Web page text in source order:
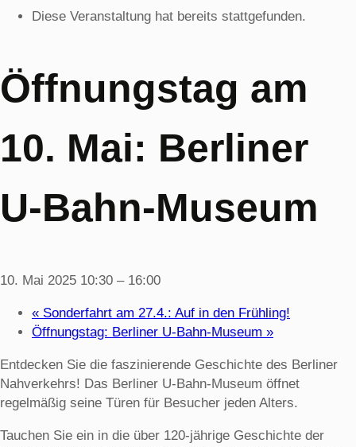
Diese Veranstaltung hat bereits stattgefunden.
Öffnungstag am
10. Mai: Berliner
U-Bahn-Museum
10. Mai 2025 10:30 – 16:00
« Sonderfahrt am 27.4.: Auf in den Frühling!
Öffnungstag: Berliner U-Bahn-Museum »
Entdecken Sie die faszinierende Geschichte des Berliner
Nahverkehrs! Das Berliner U-Bahn-Museum öffnet
regelmäßig seine Türen für Besucher jeden Alters.
Tauchen Sie ein in die über 120-jährige Geschichte der